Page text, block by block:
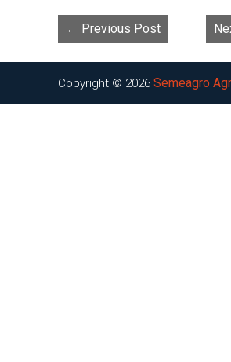
← Previous Post
Copyright © 2026 Semeagro